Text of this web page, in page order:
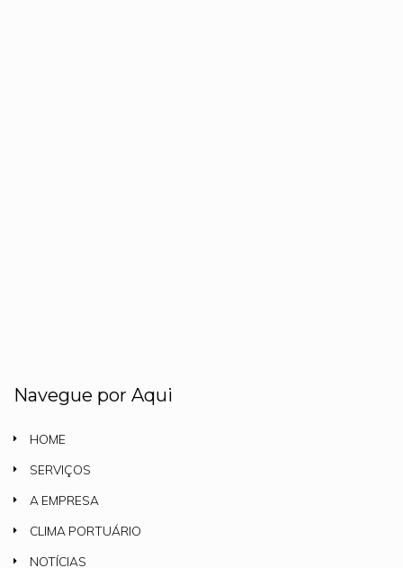
Navegue por Aqui
HOME
SERVIÇOS
A EMPRESA
CLIMA PORTUÁRIO
NOTÍCIAS